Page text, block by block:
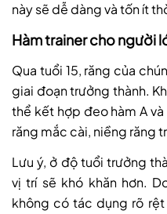
này sẽ dễ dàng và tốn ít
Hàm trainer cho người
Qua tuổi 15, răng của
giai đoạn trưởng thành.
thể kết hợp đeo hàm A
răng mắc cài, niềng răng
Lưu ý, ở độ tuổi trưởng
vị trí sẽ khó khăn hơn.
không có tác dụng rõ